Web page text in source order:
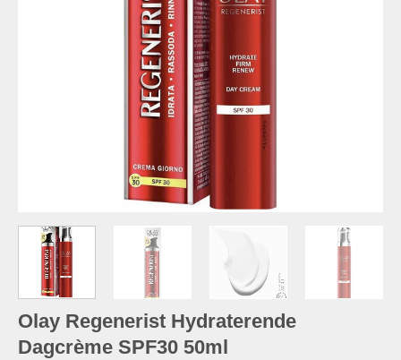
Olay Regenerist Hydraterende
Dagcrème SPF30 50ml